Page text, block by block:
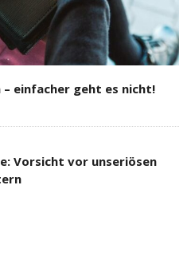
einfacher geht es nicht!
Vorsicht vor unseriösen